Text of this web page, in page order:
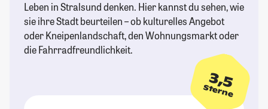
Leben in Stralsund denken. Hier kannst du sehen, wie
sie ihre Stadt beurteilen – ob kulturelles Angebot
oder Kneipenlandschaft, den Wohnungsmarkt oder
die Fahrradfreundlichkeit.
3,5
Sterne